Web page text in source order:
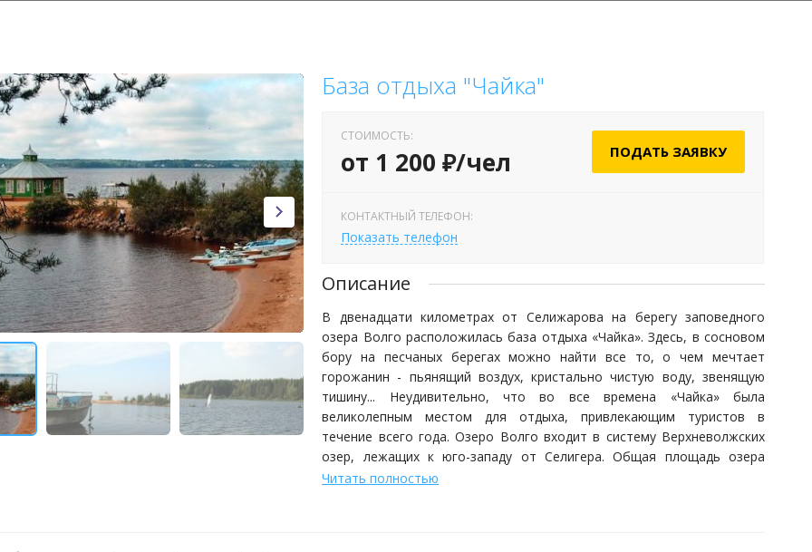
База отдыха "Чайка"
СТОИМОСТЬ:
от 1 200 ₽/чел ПОДАТЬ ЗАЯВКУ
КОНТАКТНЫЙ ТЕЛЕФОН:
Показать телефон
Описание
В двенадцати километрах от Селижарова на берегу заповедного
озера Волго расположилась база отдыха «Чайка». Здесь, в сосновом
бору на песчаных берегах можно найти все то, о чем мечтает
горожанин - пьянящий воздух, кристально чистую воду, звенящую
тишину... Неудивительно, что во все времена «Чайка» была
великолепным местом для отдыха, привлекающим туристов в
течение всего года. Озеро Волго входит в систему Верхневолжских
озер, лежащих к юго-западу от Селигера. Общая площадь озера
Волго составляет 61 кв. км, глубина - в среднем - 3 м. Вода
Читать полностью